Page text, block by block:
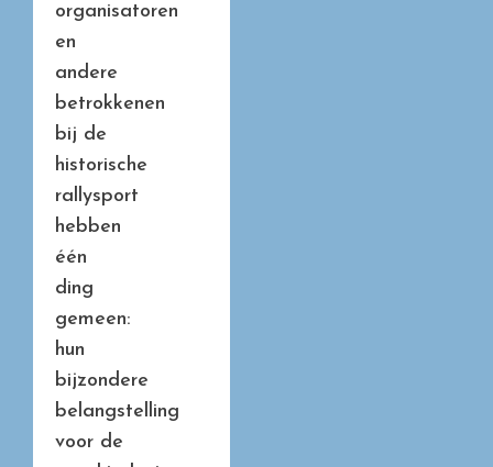
organisatoren
en
andere
betrokkenen
bij de
historische
rallysport
hebben
één
ding
gemeen:
hun
bijzondere
belangstelling
voor de